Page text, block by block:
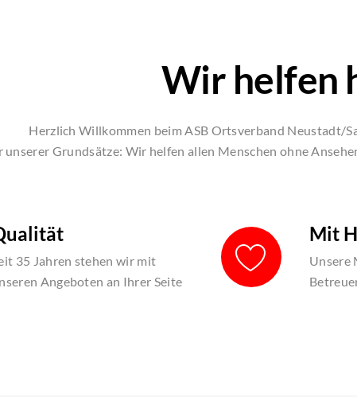
Wir helfen
Herzlich Willkommen beim ASB Ortsverband Neustadt/
unserer Grundsätze: Wir helfen allen Menschen ohne
35 Jahren stehen wir mit
Angeboten an Ihrer Seite
Mit
Unsere